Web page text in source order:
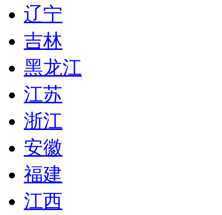
辽宁
吉林
黑龙江
江苏
浙江
安徽
福建
江西